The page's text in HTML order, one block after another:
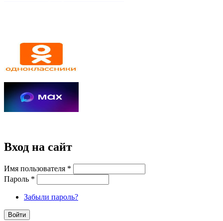
Вход на сайт
Имя пользователя *
Пароль *
Забыли пароль?